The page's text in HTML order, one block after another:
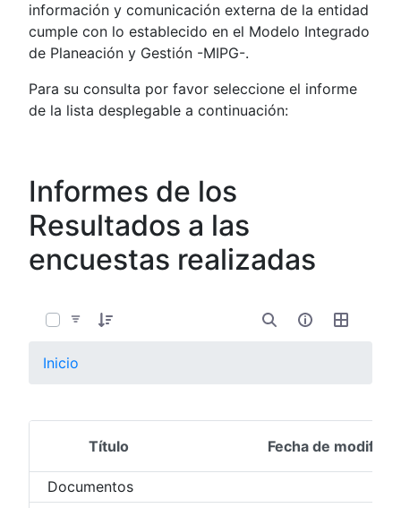
información y comunicación externa de la entidad
cumple con lo establecido en el Modelo Integrado
de Planeación y Gestión -MIPG-.
Para su consulta por favor seleccione el informe
de la lista desplegable a continuación:
Informes de los
Resultados a las
encuestas realizadas
Inicio
Selección del elemento
Título Fecha de
Documentos